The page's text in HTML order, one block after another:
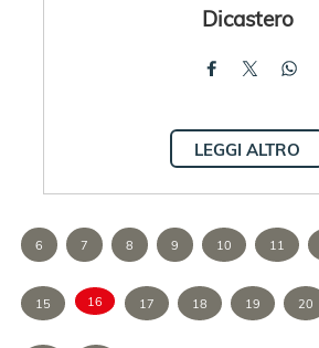
Dicastero
LEGGI ALTRO
6 7 8 9 10 11
15 16 17 18 19 20